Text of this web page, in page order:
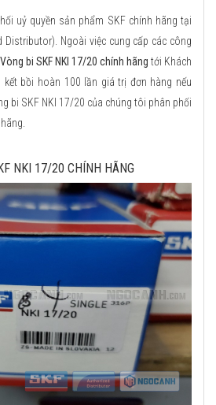
uỷ quyền sản phẩm SKF chính hãng tại
Distributor). Ngoài việc cung cấp các công
Vòng bi SKF NKI 17/20 chính hãng tới Khách
bồi hoàn 100 lần giá trị đơn hàng nếu
bi SKF NKI 17/20 của chúng tôi phân phối
NKI 17/20 CHÍNH HÃNG